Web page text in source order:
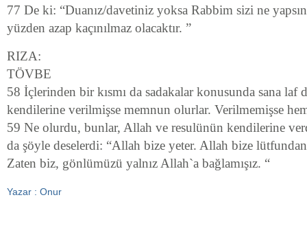
77 De ki: “Duanız/davetiniz yoksa Rabbim sizi ne
yüzden azap kaçınılmaz olacaktır. ”
RIZA:
TÖVBE
58 İçlerinden bir kısmı da sadakalar konusunda sana laf
kendilerine verilmişse memnun olurlar. Verilmemişse
59 Ne olurdu, bunlar, Allah ve resulünün kendilerine
da şöyle deselerdi: “Allah bize yeter. Allah bize
Zaten biz, gönlümüzü yalnız Allah`a bağlamışız. “
Yazar : Onur